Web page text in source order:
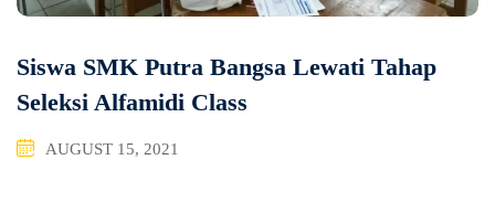
Siswa SMK Putra Bangsa Lewati Tahap
Seleksi Alfamidi Class
AUGUST 15, 2021